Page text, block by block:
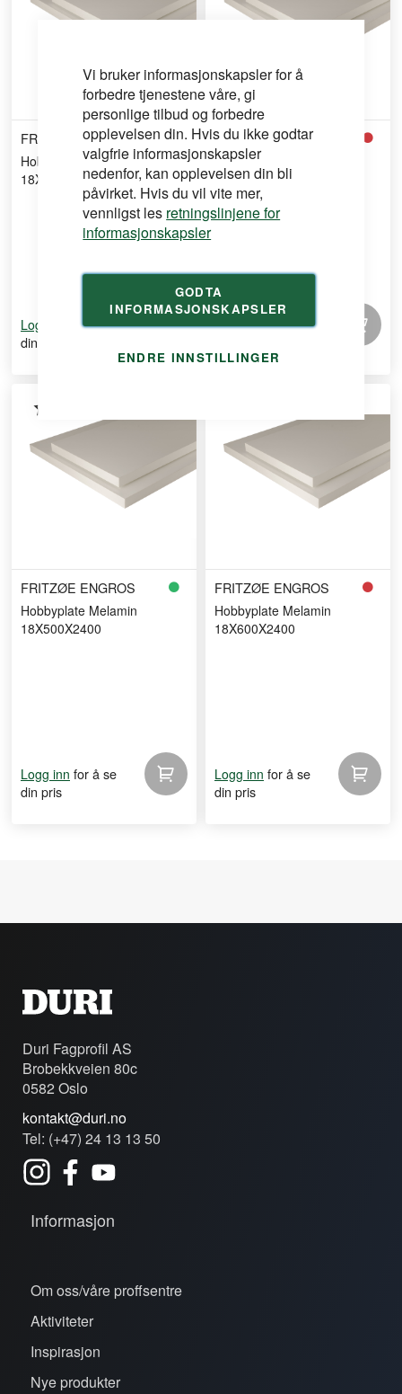
Vi bruker informasjonskapsler for å
forbedre tjenestene våre, gi
personlige tilbud og forbedre
opplevelsen din. Hvis du ikke godtar
valgfrie informasjonskapsler
nedenfor, kan opplevelsen din bli
påvirket. Hvis du vil vite mer,
vennligst les retningslinjene for
informasjonskapsler
GODTA
INFORMASJONSKAPSLER
ENDRE INNSTILLINGER
FRITZØE ENGROS
Hobbyplate Melamin
18X300X2400
Logg inn
for å se
din pris
FRITZØE ENGROS
Hobbyplate Melamin
18X200X2400
Logg inn for å se
FRITZØE ENGROS
Hobbyplate Melamin
18X500X2400
Logg inn for å se
din pris
FRITZØE ENGROS
Hobbyplate Melamin
18X600X2400
Logg inn for å se
din pris
Duri Fagprofil AS
Brobekkveien 80c
0582 Oslo
kontakt@duri.no
Tel: (+47) 24 13 13 50
Informasjon
Om oss/våre proffsentre
Aktiviteter
Inspirasjon
Nye produkter